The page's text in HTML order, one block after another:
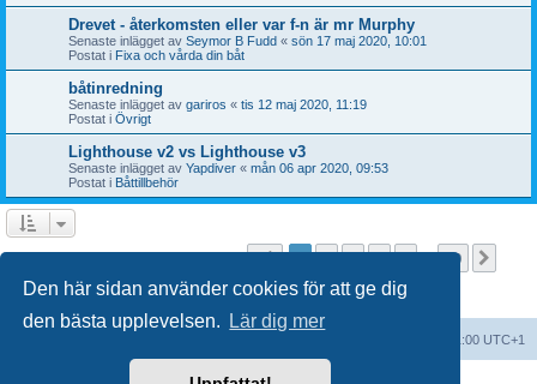
Den här sidan använder cookies för att ge dig
den bästa upplevelsen.
Lär dig mer
Drevet - återkomsten eller var f-n är mr Murphy
Senaste inlägget av Seymor B Fudd « sön 17 maj 2020, 10:01
Postat i Fixa och vårda din båt
båtinredning
Senaste inlägget av gariros « tis 12 maj 2020, 11:19
Postat i Övrigt
Lighthouse v2 vs Lighthouse v3
Senaste inlägget av Yapdiver « mån 06 apr 2020, 09:53
Postat i Båttillbehör
Sökningen fann fler än 1000 träffar Sida1av20
1 2 3 4 5 20
Alla tidsangivelser är UTC+01:00 UTC+1